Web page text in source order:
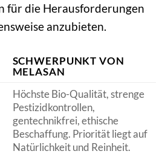
für die Herausforderungen
anzubieten.
SCHWERPUNKT VON
MELASAN
Höchste Bio-Qualität, strenge
Pestizidkontrollen,
gentechnikfrei, ethische
Beschaffung. Priorität liegt auf
Natürlichkeit und Reinheit.